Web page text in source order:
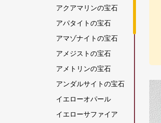
アクアマリンの宝石
アパタイトの宝石
アマゾナイトの宝石
アメジストの宝石
アメトリンの宝石
アンダルサイトの宝石
イエローオパール
イエローサファイア